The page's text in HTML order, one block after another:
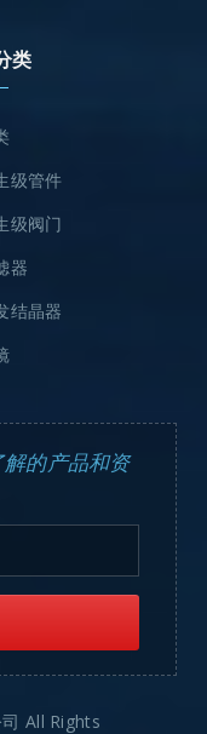
类
级管件
级阀门
器
结晶器
的产品和资
All Rights